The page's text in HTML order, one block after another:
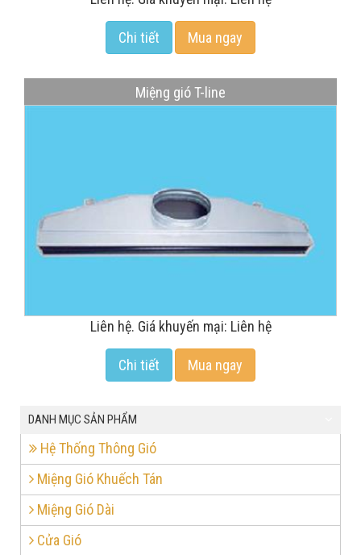
Chi tiết Mua ngay
Miệng gió T-line
Liên hệ. Giá khuyến mại: Liên hệ
Chi tiết Mua ngay
DANH MỤC SẢN PHẨM
Hệ Thống Thông Gió
Miệng Gió Khuếch Tán
Miệng Gió Dài
Cửa Gió